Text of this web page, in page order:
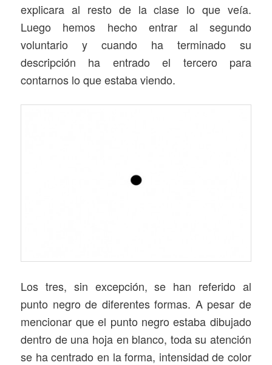
explicara al resto de la clase lo que veía.
Luego hemos hecho entrar al segundo
voluntario y cuando ha terminado su
descripción ha entrado el tercero para
contarnos lo que estaba viendo.
Los tres, sin excepción, se han referido al
punto negro de diferentes formas. A pesar de
mencionar que el punto negro estaba dibujado
dentro de una hoja en blanco, toda su atención
se ha centrado en la forma, intensidad de color